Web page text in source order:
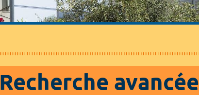
Recherche avancée